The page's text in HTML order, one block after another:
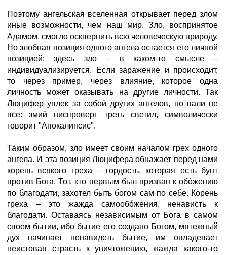
Поэтому ангельская вселенная открывает перед злом
иные возможности, чем наш мир. Зло, воспринятое
Адамом, смогло осквернить всю человеческую природу.
Но злобная позиция одного ангела остается его личной
позицией: здесь зло – в каком-то смысле –
индивидуализируется. Если заражение и происходит,
то через пример, через влияние, которое одна
личность может оказывать на другие личности. Так
Люцифер увлек за собой других ангелов, но пали не
все: змий ниспроверг треть светил, символически
говорит "Апокалипсис".
Таким образом, зло имеет своим началом грех одного
ангела. И эта позиция Люцифера обнажает перед нами
корень всякого греха – гордость, которая есть бунт
против Бога. Тот, кто первым был призван к обóжению
по благодати, захотел быть богом сам по себе. Корень
греха – это жажда самообóжения, ненависть к
благодати. Оставаясь независимым от Бога в самом
своем бытии, ибо бытие его создано Богом, мятежный
дух начинает ненавидеть бытие, им овладевает
неистовая страсть к уничтожению, жажда какого-то